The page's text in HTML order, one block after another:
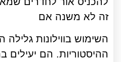
זה לא משנה אם
השימוש בווילונות גלילה
ההיסטוריות. הם יעילים